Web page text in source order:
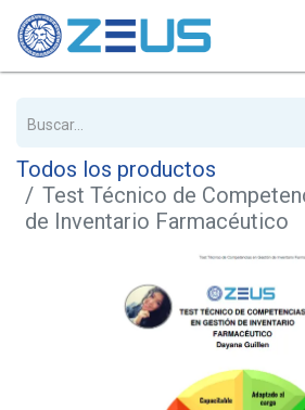
Todos los productos
Test Técnico de
de Inventario Farmacéutico